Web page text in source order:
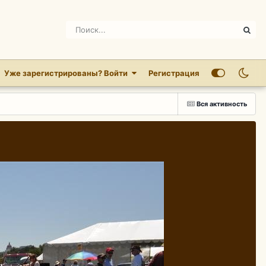
Уже зарегистрированы? Войти Регистрация
Вся активность